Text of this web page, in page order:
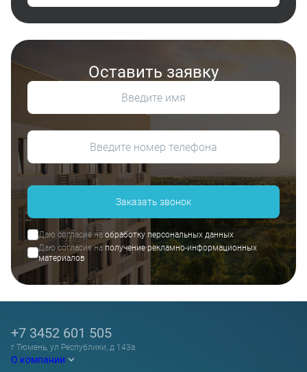
Оставить заявку
Заказать звонок
Даю согласие наобработку персональных данных
Даю согласие на получение рекламно-информационных
материалов
О компании
+7 3452 601 505
г Тюмень, ул Республики, д 143а